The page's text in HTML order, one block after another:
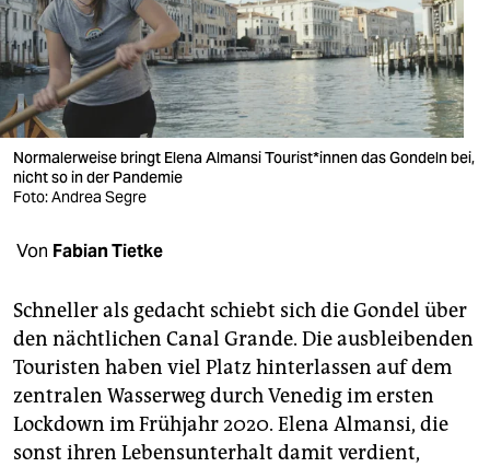
wahrheit
verlag
verlag
veranstaltungen
shop
fragen & hilfe
abo
genossenschaft
epaper login
Normalerweise bringt Elena Almansi Tou­ris­t*in­nen das Gondeln bei,
nicht so in der Pandemie
Foto: Andrea Segre
Von Fabian Tietke
Schneller als gedacht schiebt sich die Gondel über
den nächtlichen Canal Grande. Die ausbleibenden
Touristen haben viel Platz hinterlassen auf dem
zentralen Wasserweg durch Venedig im ersten
Lockdown im Frühjahr 2020. Elena Almansi, die
sonst ihren Lebensunterhalt damit verdient,